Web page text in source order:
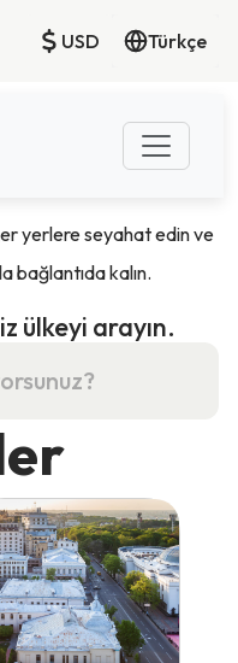
USD Türkçe
yerlere seyahat edin ve
bağlantıda kalın.
ülkeyi arayın.